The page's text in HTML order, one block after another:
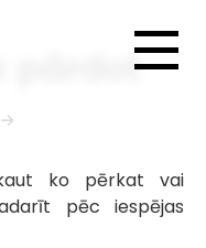
pārdot
ko pērkat vai
pēc iespējas